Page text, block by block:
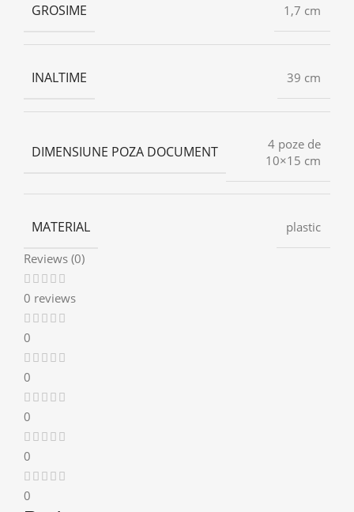
GROSIME 1,7 cm
INALTIME 39 cm
DIMENSIUNE POZA DOCUMENT
4 poze de
10×15 cm
MATERIAL
plastic
Reviews (0)
0 reviews
0
0
0
0
0